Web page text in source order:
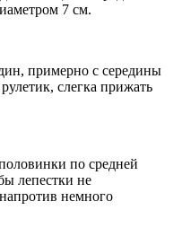
7 см.
примерно с середины
слегка прижать
по средней
лепестки не
немного